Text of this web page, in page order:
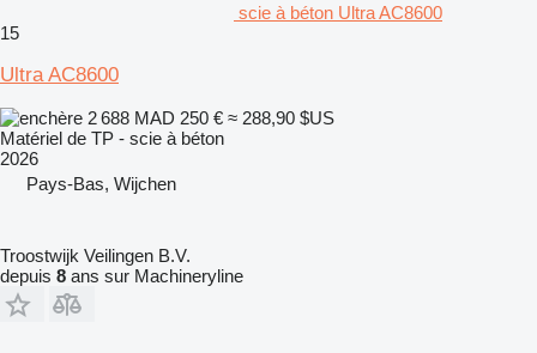
scie à béton Ultra AC8600
15
Ultra AC8600
2 688 MAD 250 € ≈ 288,90 $US
Matériel de TP - scie à béton
2026
Pays-Bas, Wijchen
Troostwijk Veilingen B.V.
depuis 8 ans sur Machineryline